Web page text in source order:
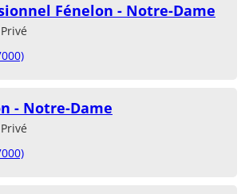
Fénelon - Notre-Dame
- Notre-Dame